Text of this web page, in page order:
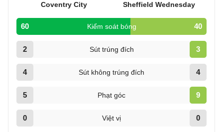
Coventry City Sheffield Wednesday
60 Kiểm soát bóng 40
2 Sút trúng đích 3
4 Sút không trúng đích 4
5 Phạt góc 9
0 Việt vị 0